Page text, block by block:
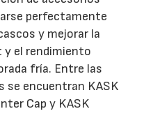
perfectamente
y mejorar la
el rendimiento
fría. Entre las
se encuentran KASK
Cap y KASK